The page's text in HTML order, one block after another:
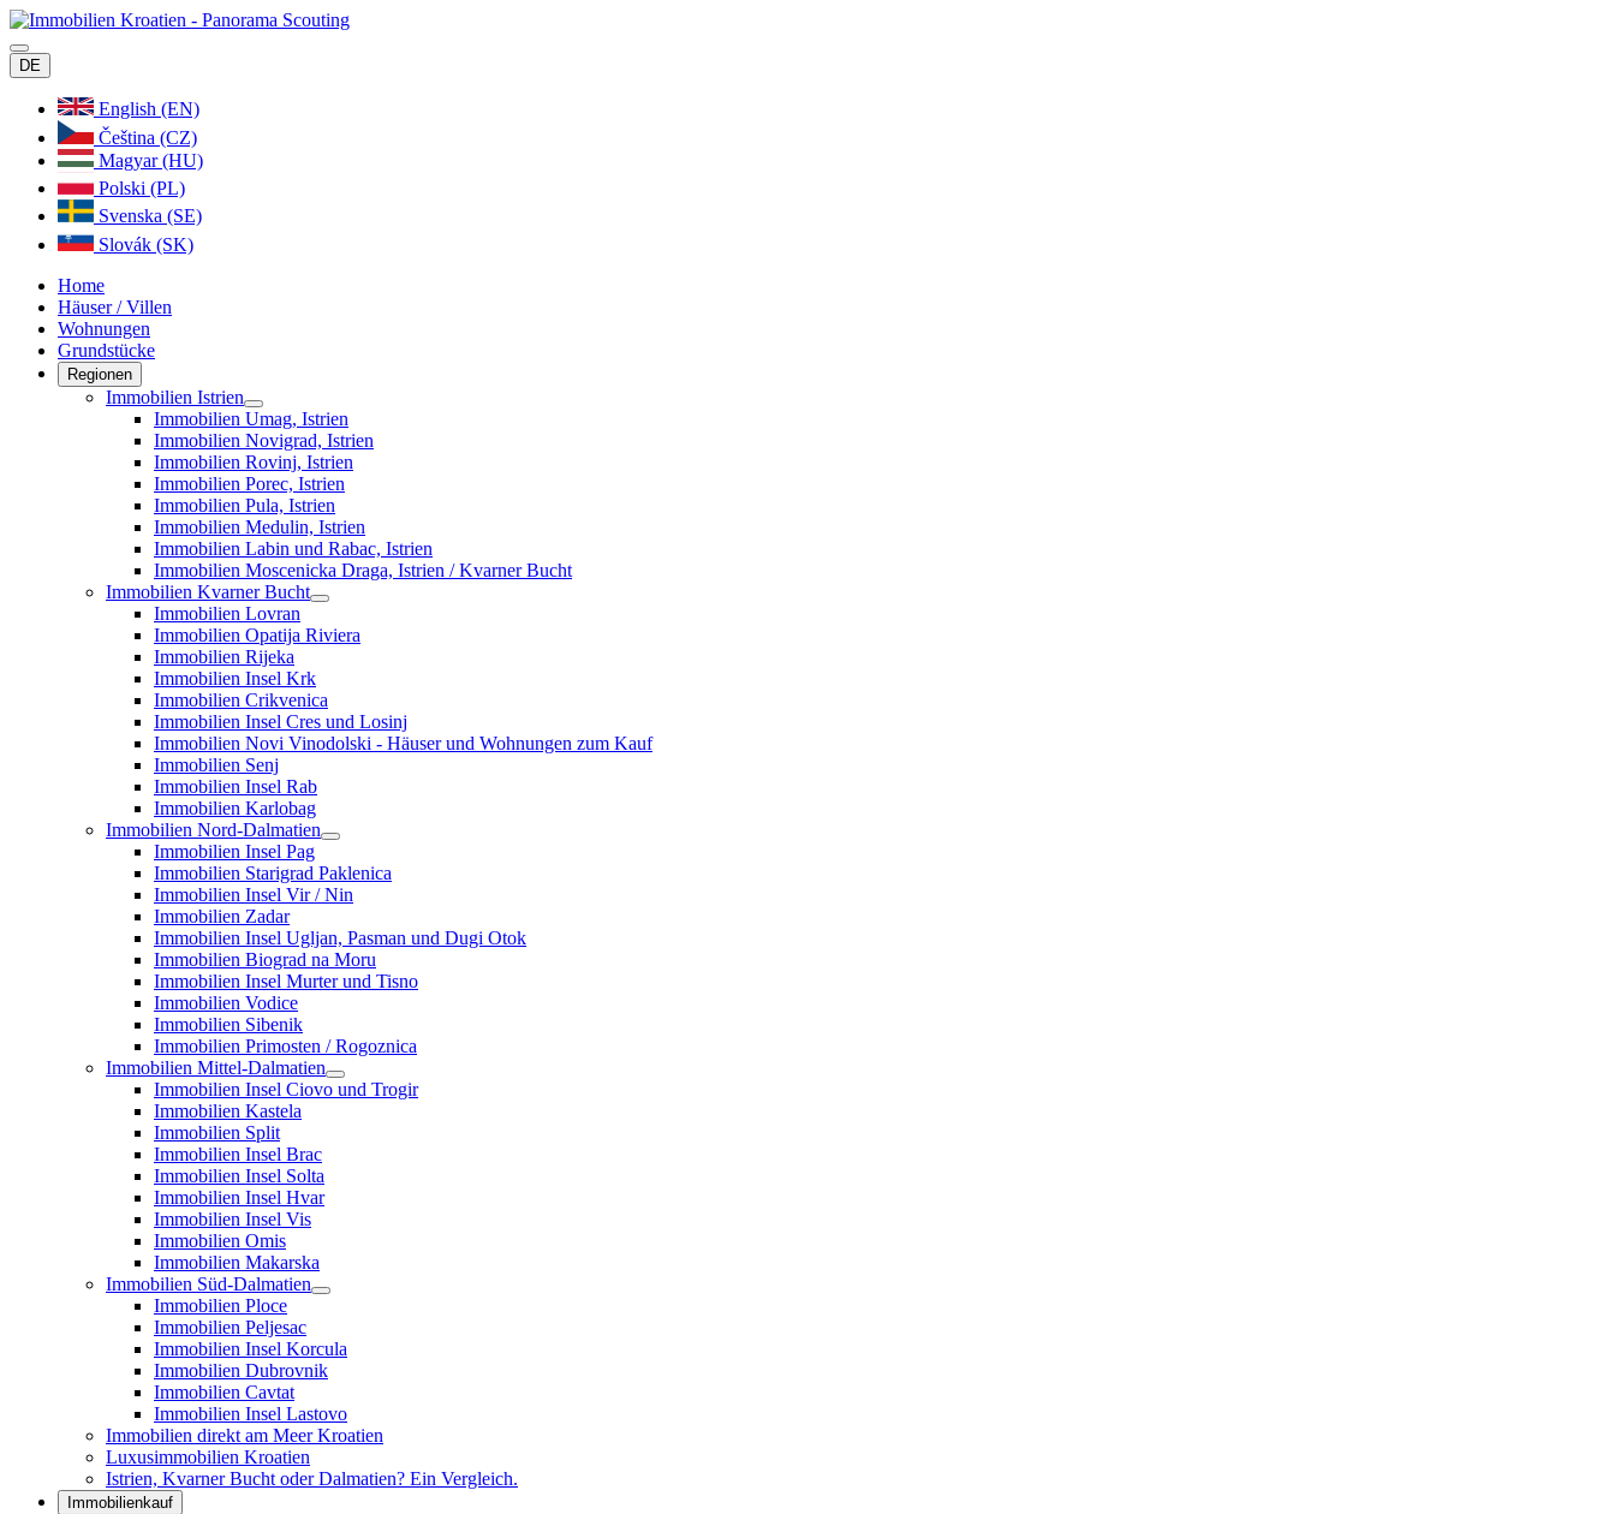
DE
English (EN)
Čeština (CZ)
Magyar (HU)
Polski (PL)
Svenska (SE)
Slovák (SK)
Home
Häuser / Villen
Wohnungen
Grundstücke
Regionen
Immobilien Istrien
Immobilien Umag, Istrien
Immobilien Novigrad, Istrien
Immobilien Rovinj, Istrien
Immobilien Porec, Istrien
Immobilien Pula, Istrien
Immobilien Medulin, Istrien
Immobilien Labin und Rabac, Istrien
Immobilien Moscenicka Draga, Istrien / Kvarner Bucht
Immobilien Kvarner Bucht
Immobilien Lovran
Immobilien Opatija Riviera
Immobilien Rijeka
Immobilien Insel Krk
Immobilien Crikvenica
Immobilien Insel Cres und Losinj
Immobilien Novi Vinodolski - Häuser und Wohnungen zum Kauf
Immobilien Senj
Immobilien Insel Rab
Immobilien Karlobag
Immobilien Nord-Dalmatien
Immobilien Insel Pag
Immobilien Starigrad Paklenica
Immobilien Insel Vir / Nin
Immobilien Zadar
Immobilien Insel Ugljan, Pasman und Dugi Otok
Immobilien Biograd na Moru
Immobilien Insel Murter und Tisno
Immobilien Vodice
Immobilien Sibenik
Immobilien Primosten / Rogoznica
Immobilien Mittel-Dalmatien
Immobilien Insel Ciovo und Trogir
Immobilien Kastela
Immobilien Split
Immobilien Insel Brac
Immobilien Insel Solta
Immobilien Insel Hvar
Immobilien Insel Vis
Immobilien Omis
Immobilien Makarska
Immobilien Süd-Dalmatien
Immobilien Ploce
Immobilien Peljesac
Immobilien Insel Korcula
Immobilien Dubrovnik
Immobilien Cavtat
Immobilien Insel Lastovo
Immobilien direkt am Meer Kroatien
Luxusimmobilien Kroatien
Istrien, Kvarner Bucht oder Dalmatien? Ein Vergleich.
Immobilienkauf